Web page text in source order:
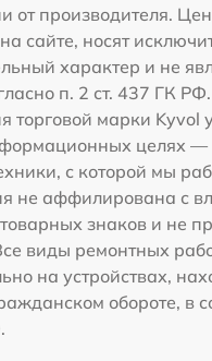
от производителя.
сайте, носят
характер и не
п. 2 ст. 437 ГК
торговой марки Kyvol
целях —
с которой мы
не аффилирована с
знаков и не
виды ремонтных
на устройствах,
обороте, в